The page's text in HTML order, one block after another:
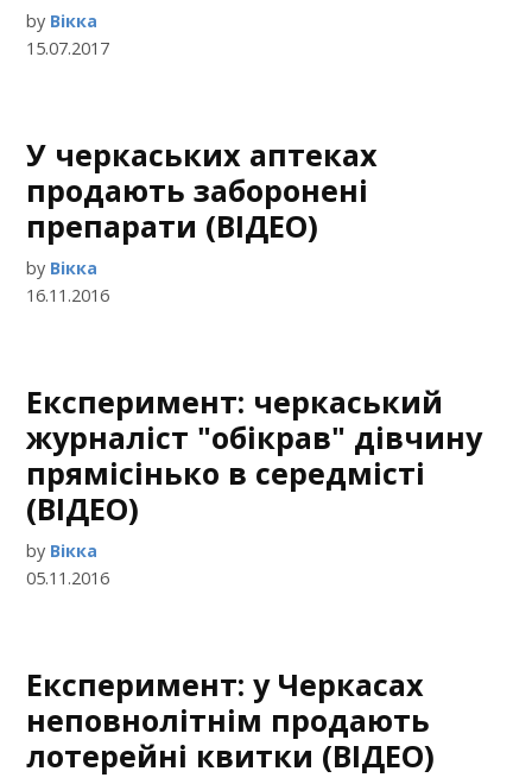
by Вікка
15.07.2017
У черкаських аптеках
продають заборонені
препарати (ВІДЕО)
by Вікка
16.11.2016
Експеримент: черкаський
журналіст "обікрав" дівчину
прямісінько в середмісті
(ВІДЕО)
by Вікка
05.11.2016
Експеримент: у Черкасах
неповнолітнім продають
лотерейні квитки (ВІДЕО)